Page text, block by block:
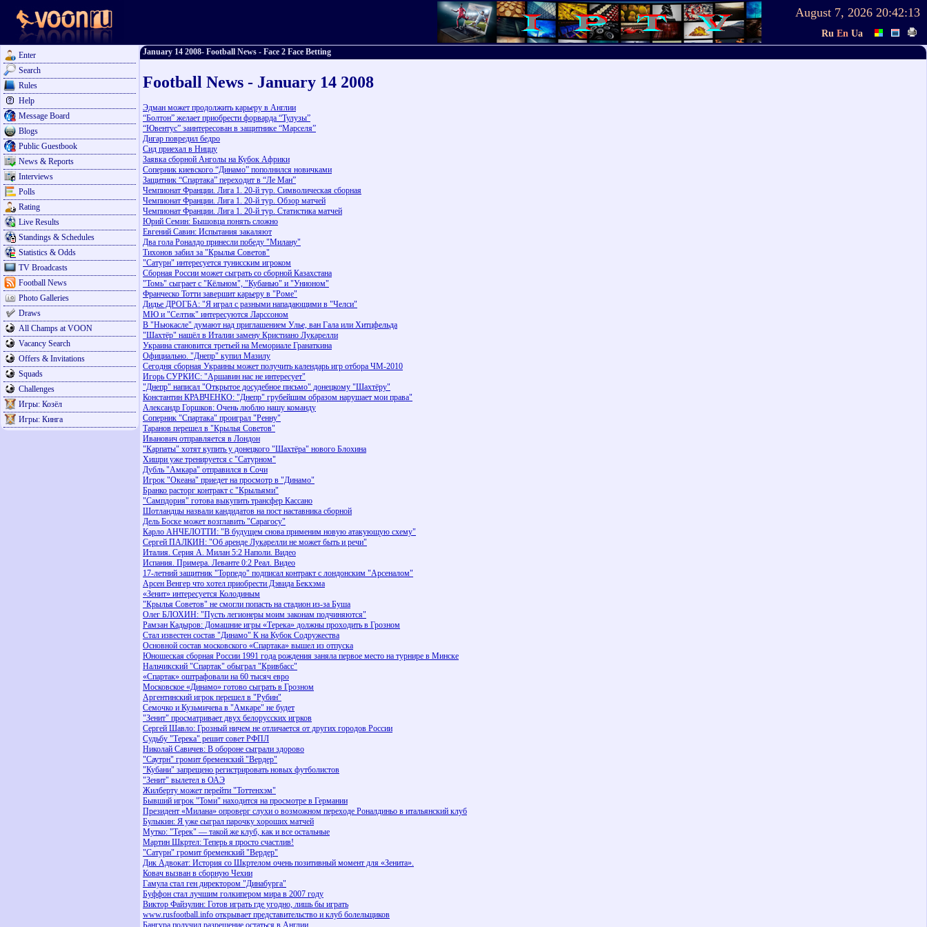
August 7, 2026 20:42:13
Ru En Ua
Enter
Search
Rules
Help
Message Board
Blogs
Public Guestbook
News & Reports
Interviews
Polls
Rating
Live Results
Standings & Schedules
Statistics & Odds
TV Broadcasts
Football News
Photo Galleries
Draws
All Champs at VOON
Vacancy Search
Offers & Invitations
Squads
Challenges
Игры: Козёл
Игры: Кинга
January 14 2008- Football News - Face 2 Face Betting
Football News - January 14 2008
Эдман может продолжить карьеру в Англии
“Болтон” желает приобрести форварда “Тулузы”
“Ювентус” заинтересован в защитнике “Марселя”
Дигар повредил бедро
Сид приехал в Ниццу
Заявка сборной Анголы на Кубок Африки
Соперник киевского “Динамо” пополнился новичками
Защитник “Спартака” переходит в “Ле Ман”
Чемпионат Франции. Лига 1. 20-й тур. Символическая сборная
Чемпионат Франции. Лига 1. 20-й тур. Обзор матчей
Чемпионат Франции. Лига 1. 20-й тур. Статистика матчей
Юрий Семин: Бышовца понять сложно
Евгений Савин: Испытания закаляют
Два гола Роналдо принесли победу "Милану"
Тихонов забил за "Крылья Советов"
"Сатурн" интересуется тунисским игроком
Сборная России может сыграть со сборной Казахстана
"Томь" сыграет с "Кёльном", "Кубанью" и "Унионом"
Франческо Тотти завершит карьеру в "Роме"
Дидье ДРОГБА: "Я играл с разными нападающими в "Челси"
МЮ и "Селтик" интересуются Ларссоном
В "Ньюкасле" думают над приглашением Улье, ван Гала или Хитцфельда
"Шахтёр" нашёл в Италии замену Кристиано Лукарелли
Украина становится третьей на Мемориале Гранаткина
Официально. "Днепр" купил Мазилу
Сегодня сборная Украины может получить календарь игр отбора ЧМ-2010
Игорь СУРКИС: "Аршавин нас не интересует"
"Днепр" написал "Открытое досудебное письмо" донецкому "Шахтёру"
Константин КРАВЧЕНКО: "Днепр" грубейшим образом нарушает мои права"
Александр Горшков: Очень люблю нашу команду
Соперник "Спартака" проиграл "Ренну"
Таранов перешел в "Крылья Советов"
Иванович отправляется в Лондон
"Карпаты" хотят купить у донецкого "Шахтёра" нового Блохина
Хишри уже тренируется с "Сатурном"
Дубль "Амкара" отправился в Сочи
Игрок "Океана" приедет на просмотр в "Динамо"
Бранко расторг контракт с "Крыльями"
"Сампдория" готова выкупить трансфер Кассано
Шотландцы назвали кандидатов на пост наставника сборной
Дель Боске может возглавить "Сарагосу"
Карло АНЧЕЛОТТИ: "В будущем снова применим новую атакующую схему"
Сергей ПАЛКИН: "Об аренде Лукарелли не может быть и речи"
Италия. Серия А. Милан 5:2 Наполи. Видео
Испания. Примера. Леванте 0:2 Реал. Видео
17-летний защитник "Торпедо" подписал контракт с лондонским "Арсеналом"
Арсен Венгер что хотел приобрести Дэвида Бекхэма
«Зенит» интересуется Колодиным
"Крылья Советов" не смогли попасть на стадион из-за Буша
Олег БЛОХИН: "Пусть легионеры моим законам подчиняются"
Рамзан Кадыров: Домашние игры «Терека» должны проходить в Грозном
Стал известен состав "Динамо" К на Кубок Содружества
Основной состав московского «Спартака» вышел из отпуска
Юношеская сборная России 1991 года рождения заняла первое место на турнире в Минске
Нальчикский "Спартак" обыграл "Кривбасс"
«Спартак» оштрафовали на 60 тысяч евро
Московское «Динамо» готово сыграть в Грозном
Аргентинский игрок перешел в "Рубин"
Семочко и Кузьмичева в "Амкаре" не будет
"Зенит" просматривает двух белорусских игрков
Сергей Шавло: Грозный ничем не отличается от других городов России
Судьбу "Терека" решит совет РФПЛ
Николай Савичев: В обороне сыграли здорово
"Саутрн" громит бременский "Вердер"
"Кубани" запрещено регистрировать новых футболистов
"Зенит" вылетел в ОАЭ
Жилберту может перейти "Тоттенхэм"
Бывший игрок "Томи" находится на просмотре в Германии
Президент «Милана» опроверг слухи о возможном переходе Роналдиньо в итальянский клуб
Булыкин: Я уже сыграл парочку хороших матчей
Мутко: "Терек" — такой же клуб, как и все остальные
Мартин Шкртел: Теперь я просто счастлив!
"Сатурн" громит бременский "Вердер"
Дик Адвокат: История со Шкртелом очень позитивный момент для «Зенита».
Ковач вызван в сборную Чехии
Гамула стал ген директором "Динабурга"
Буффон стал лучшим голкипером мира в 2007 году
Виктор Файзулин: Готов играть где угодно, лишь бы играть
www.rusfootball.info открывает представительство и клуб болельщиков
Бангура получил разрешение остаться в Англии